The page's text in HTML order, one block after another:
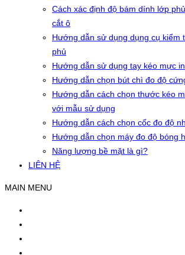
Cách xác định độ bám dính lớp
cắt ô
Hướng dẫn sử dụng dụng cụ kiểm
phủ
Hướng dẫn sử dụng tay kéo mực
Hướng dẫn chọn bút chì đo độ
Hướng dẫn cách chọn thước kéo
với mẫu sử dụng
Hướng dẫn cách chọn cốc đo độ
Hướng dẫn chọn máy đo độ bóng
Năng lượng bề mặt là gì?
LIÊN HỆ
MAIN MENU